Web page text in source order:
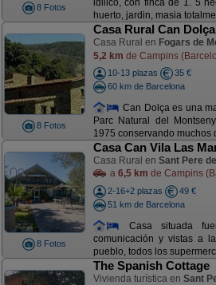
8 Fotos
idilico, con finca de 1. 5
huerto, jardin, masia
8 Fotos
Casa Rural Can Dolça
Casa Rural en Fogars de
5,2 km de Campins
10-13 plazas
35 €
60 km de Barcelona
Can Dolça es una
Parc Natural del
1975 conservando muchos
8 Fotos
Casa Can Vila Las
Casa Rural en Sant Pere
a 6,5 km de Campins
2-16+2 plazas
49 €
51 km de Barcelona
Casa situada
comunicación y vistas a
pueblo, todos los
The Spanish Cottage
Vivienda turística en Sant